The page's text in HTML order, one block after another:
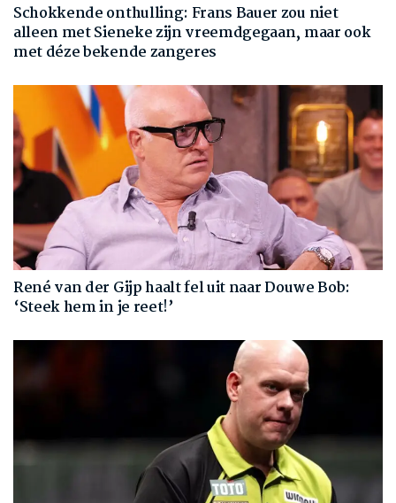
Schokkende onthulling: Frans Bauer zou niet
alleen met Sieneke zijn vreemdgegaan, maar ook
met déze bekende zangeres
René van der Gijp haalt fel uit naar Douwe Bob:
‘Steek hem in je reet!’